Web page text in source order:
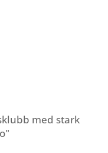
med stark